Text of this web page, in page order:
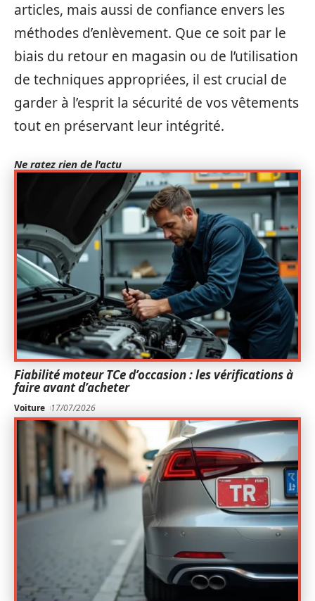
articles, mais aussi de confiance envers les
méthodes d’enlèvement. Que ce soit par le
biais du retour en magasin ou de l’utilisation
de techniques appropriées, il est crucial de
garder à l’esprit la sécurité de vos vêtements
tout en préservant leur intégrité.
Ne ratez rien de l'actu
Fiabilité moteur TCe d’occasion : les vérifications à
faire avant d’acheter
Voiture 17/07/2026